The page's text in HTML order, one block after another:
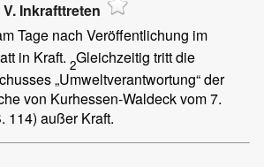
V. Inkrafttreten
Tage nach Veröffentlichung im
in Kraft. 2Gleichzeitig tritt die
„Umweltverantwortung“ der
von Kurhessen-Waldeck vom 7.
114) außer Kraft.